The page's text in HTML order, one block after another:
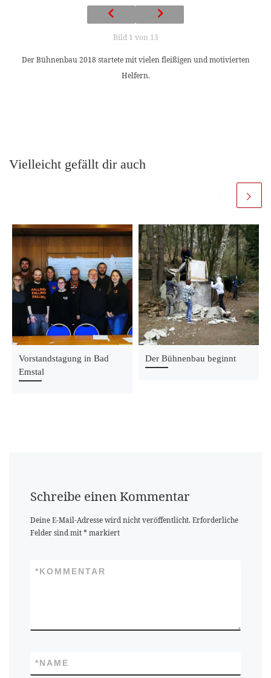
Bild 1 von 13
Der Bühnenbau 2018 startete mit vielen fleißigen und motivierten
Helfern.
Vielleicht gefällt dir auch
Vorstandstagung in Bad
Emstal
Der Bühnenbau beginnt
Schreibe einen Kommentar
Deine E-Mail-Adresse wird nicht veröffentlicht. Erforderliche
Felder sind mit*markiert
KOMMENTAR
*
NAME
*